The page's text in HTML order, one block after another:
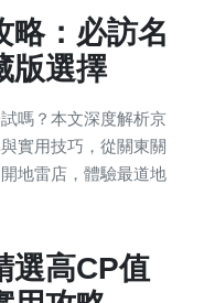
略：必訪名
版選擇
嗎？本文深度解析京
實用技巧，從關東關
地雷店，體驗最道地
選高CP值